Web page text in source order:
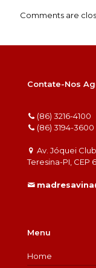
Comments are
Contate-Nos
(86) 3216-4100
(86) 3194-3600
Av. Jóquei
Teresina-PI, CEP
Menu
Home